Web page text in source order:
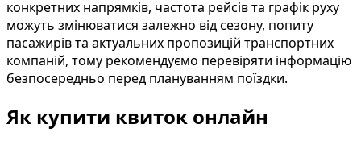
конкретних напрямків, частота рейсів та графік руху
можуть змінюватися залежно від сезону, попиту
пасажирів та актуальних пропозицій транспортних
компаній, тому рекомендуємо перевіряти інформацію
безпосередньо перед плануванням поїздки.
Як купити квиток онлайн